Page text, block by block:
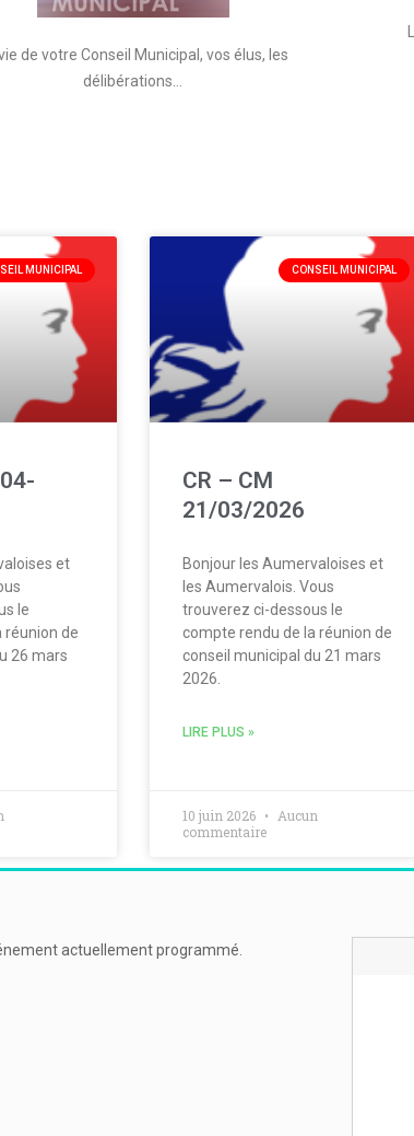
de votre Conseil Municipal, vos élus, les
délibérations…
MUNICIPAL
et
le
réunion de
26 mars
CONSEIL MUNICIPAL
CR – CM
21/03/2026
Bonjour les Aumervaloises et
les Aumervalois. Vous
trouverez ci-dessous le
compte rendu de la réunion de
conseil municipal du 21 mars
2026.
LIRE PLUS »
10 juin 2026
Aucun
commentaire
actuellement programmé.